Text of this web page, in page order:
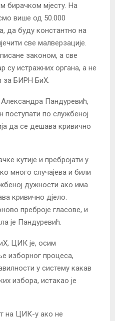
бирачком мјесту. На
више од 50.000
да буду константно на
све малверзације.
законом, а све
су истражних органа, а не
за БИРН БиХ.
Пандуревић,
по службеној
да се дешава кривично
кутије и пребројати у
много случајева и били
дужности ако има
кривично дјело.
преброје гласове, и
је Пандуревић.
ЦИК је, осим
изборног процеса,
у систему какав
избора, истакао је
на ЦИК-у ако не